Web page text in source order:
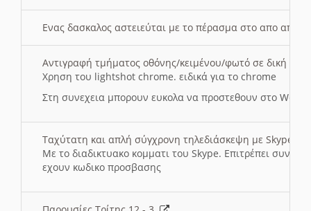
Ενας δασκαλος αστειεύται με το πέρασμα στο απο
Αντιγραφή τμήματος οθόνης/κειμένου/φωτό σε δική
Χρηση του lightshot chrome. ειδικά για το chrome
Στη συνεχεια μπορουν ευκολα να προστεθουν στο Word
Ταχύτατη και απλή σύγχρονη τηλεδιάσκεψη με Skype
Με το διαδικτυακο κομματι του Skype. Επιτρέπει
εχουν κωδικο προσβασης